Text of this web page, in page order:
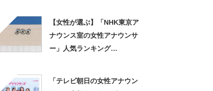
【女性が選ぶ】「NHK東京ア
ナウンス室の女性アナウンサ
ー」人気ランキング
「テレビ朝日の女性アナウン